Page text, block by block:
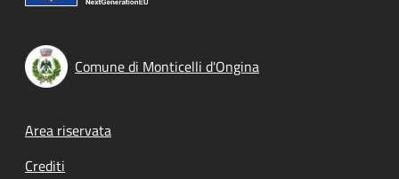
Comune di Monticelli d'Ongina
Footer menu
Area riservata
Crediti